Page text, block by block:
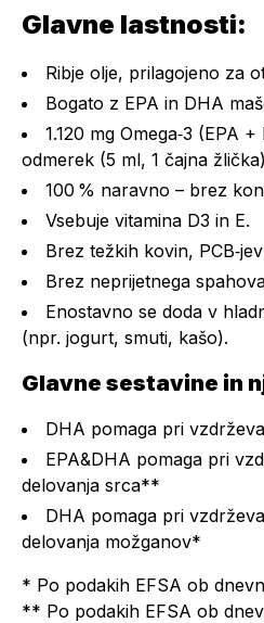
Glavne lastnosti:
Ribje olje, prilagojeno za
Bogato z EPA in DHA
1.120 mg Omega‑3 (EPA
odmerek (5 ml, 1 čajna
100 % naravno – brez
Vsebuje vitamina D3 in E.
Brez težkih kovin,
Brez neprijetnega
Enostavno se doda v
(npr. jogurt, smuti, kašo).
Glavne sestavine in
DHA pomaga pri
EPA&DHA pomaga pri
delovanja srca**
DHA pomaga pri
delovanja možganov*
* Po podakih EFSA ob
** Po podakih EFSA ob